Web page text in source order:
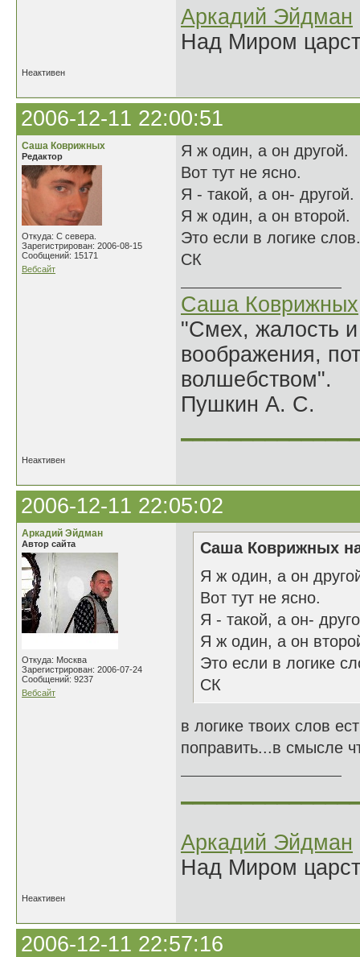
Аркадий Эйдман
Над Миром
Неактивен
2006-12-11 22:00:51
Саша Коврижных
Редактор
Откуда: С севера.
Зарегистрирован: 2006-08-15
Сообщений: 15171
Вебсайт
Я ж один, а он другой.
Вот тут не ясно.
Я - такой, а он- другой.
Я ж один, а он второй.
Это если в логике слов.
СК
Саша Коврижных
"Смех, жалость
воображения,
волшебством".
Пушкин А. С.
Неактивен
2006-12-11 22:05:02
Аркадий Эйдман
Автор сайта
Откуда: Москва
Зарегистрирован: 2006-07-24
Сообщений: 9237
Вебсайт
Саша Коврижных
Я ж один, а он
Вот тут не ясно.
Я - такой, а он-
Я ж один, а он
Это если в логике
СК
в логике твоих слов
поправить...в смысле
Аркадий Эйдман
Над Миром
Неактивен
2006-12-11 22:57:16